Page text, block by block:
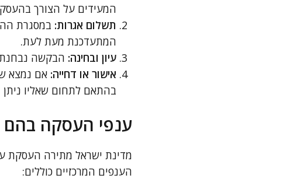
המעידים על הצורך
תשלום אגרות: במסגרת
המתעדכנת מעת לעת.
עיון ובחינה: הבקשה נבחנת
אישור או דחייה: אם נמצא
בהתאם לתחום שאליו ניתן
ענפי העסקה בהם
מדינת ישראל מתירה העסקת
הענפים המרכזיים כוללים: